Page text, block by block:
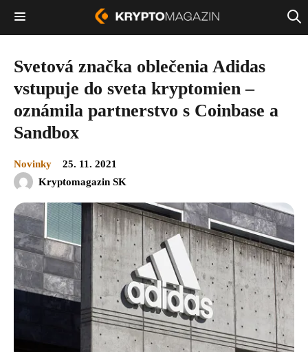
Svetová značka oblečenia Adidas
vstupuje do sveta kryptomien –
oznámila partnerstvo s Coinbase a
Sandbox
Novinky
25. 11. 2021
Kryptomagazin SK